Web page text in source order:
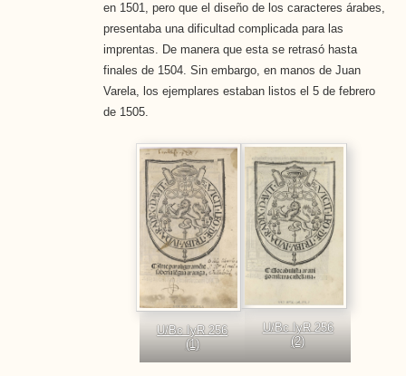
en 1501, pero que el diseño de los caracteres árabes,
presentaba una dificultad complicada para las
imprentas. De manera que esta se retrasó hasta
finales de 1504. Sin embargo, en manos de Juan
Varela, los ejemplares estaban listos el 5 de febrero
de 1505.
U/Bc IyR 256
(1)
U/Bc IyR 256
(2)